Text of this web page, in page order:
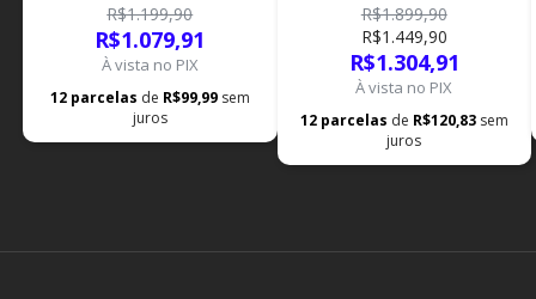
R$1.199,90
R$1.079,91
À vista no PIX
12 parcelas de R$99,99 sem
juros
R$1.899,90
R$1.449,90
R$1.304,91
À vista no PIX
12 parcelas de R$120,83 sem
juros